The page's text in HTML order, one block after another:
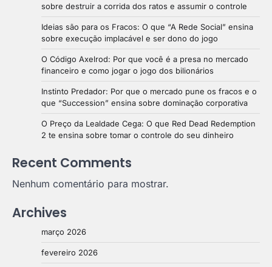
sobre destruir a corrida dos ratos e assumir o controle
Ideias são para os Fracos: O que “A Rede Social” ensina
sobre execução implacável e ser dono do jogo
O Código Axelrod: Por que você é a presa no mercado
financeiro e como jogar o jogo dos bilionários
Instinto Predador: Por que o mercado pune os fracos e o
que “Succession” ensina sobre dominação corporativa
O Preço da Lealdade Cega: O que Red Dead Redemption
2 te ensina sobre tomar o controle do seu dinheiro
Recent Comments
Nenhum comentário para mostrar.
Archives
março 2026
fevereiro 2026